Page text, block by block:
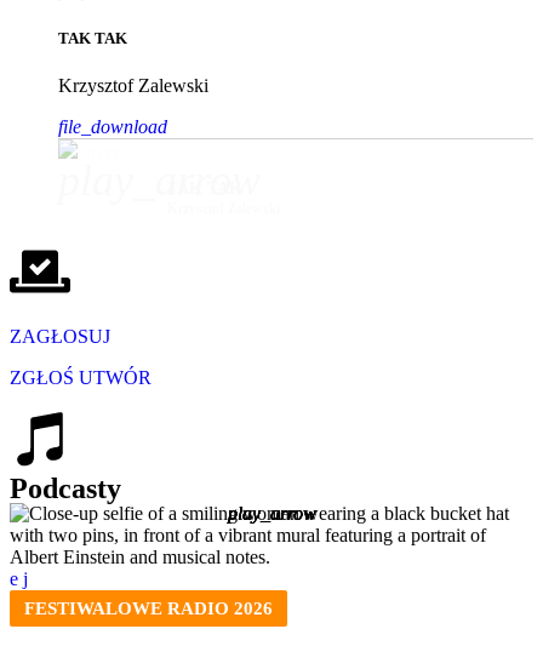
TAK TAK
Krzysztof Zalewski
file_download
ZAGŁOSUJ
ZGŁOŚ UTWÓR
Podcasty
play_arrow
FESTIWALOWE RADIO 2026
play_arrow
play_arrow
play_arrow
play_arrow